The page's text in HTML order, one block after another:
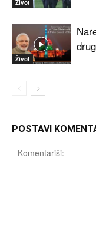
Život
Život
POSTAVI